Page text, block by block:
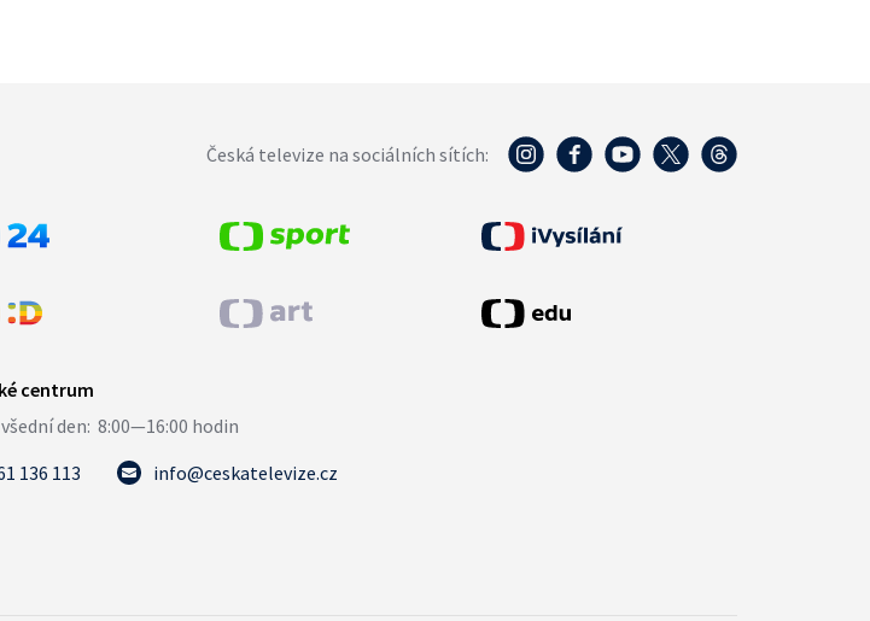
Česká televize na sociálních sítích:
136 113 info@ceskatelevize.cz